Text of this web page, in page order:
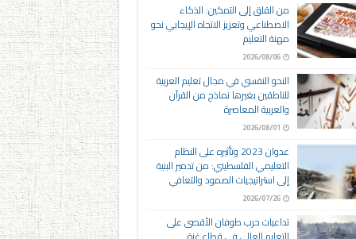
من القلق إلى التمكين: الذكاء
الاصطناعي وتعزيز الاتجاه الإيجابي نحو
مهنة التعليم
2026/08/06
النحو النفسي في مجال تعليم العربية
للناطقين بغيرها نماذج من القرآن
والعربية المعاصرة
2026/08/01
عدوان 2023 وتأثيره على النظام
التعليمي الفلسطيني: من تدمير البنية
إلى استراتيجيات الصمود والتعافي
2026/07/26
تداعيات حرب طوفان الأقصى على